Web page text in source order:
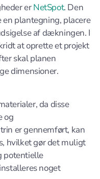
erNetSpot. Den
plantegning, placere
af dækningen. I
at oprette et projekt
skal planen
dimensioner.
da disse
og
er gennemført, kan
hvilket gør det muligt
potentielle
noget